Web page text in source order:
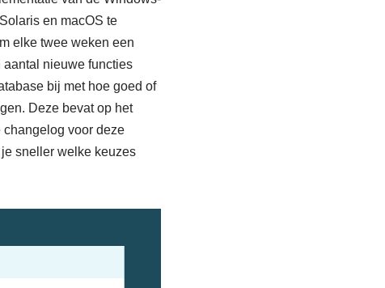
en macOS te
elke twee weken een
nieuwe functies
bij met hoe goed of
Deze bevat op het
voor deze
sneller welke keuzes